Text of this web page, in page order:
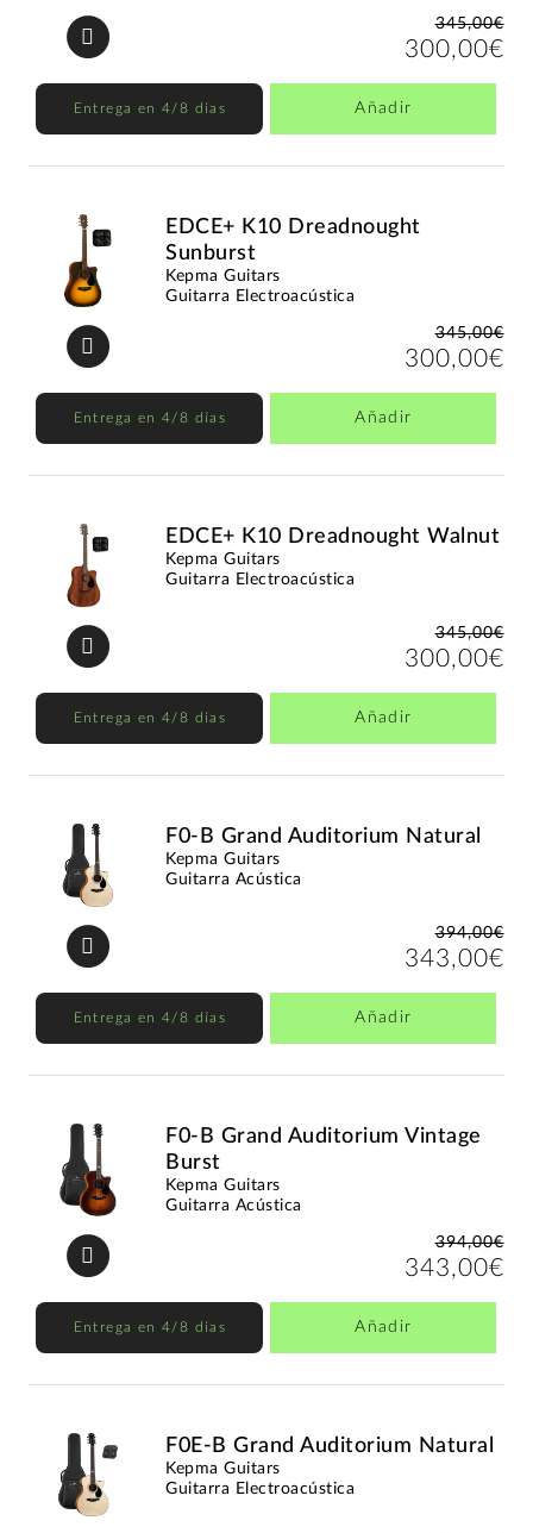
345,00€
300,00€
Entrega en 4/8 días Añadir
EDCE+ K10 Dreadnought
Sunburst
Kepma Guitars
Guitarra Electroacústica
345,00€
300,00€
Entrega en 4/8 días Añadir
EDCE+ K10 Dreadnought Walnut
Kepma Guitars
Guitarra Electroacústica
345,00€
300,00€
Entrega en 4/8 días Añadir
F0-B Grand Auditorium Natural
Kepma Guitars
Guitarra Acústica
394,00€
343,00€
Entrega en 4/8 días Añadir
F0-B Grand Auditorium Vintage
Burst
Kepma Guitars
Guitarra Acústica
394,00€
343,00€
Entrega en 4/8 días Añadir
F0E-B Grand Auditorium Natural
Kepma Guitars
Guitarra Electroacústica